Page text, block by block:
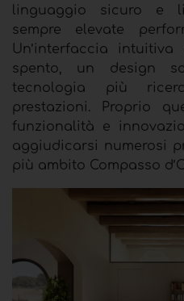
linguaggio sicuro e
sempre elevate
Un’interfaccia
spento, un design
tecnologia più
prestazioni. Proprio
funzionalità e
aggiudicarsi numerosi
più ambito Compasso